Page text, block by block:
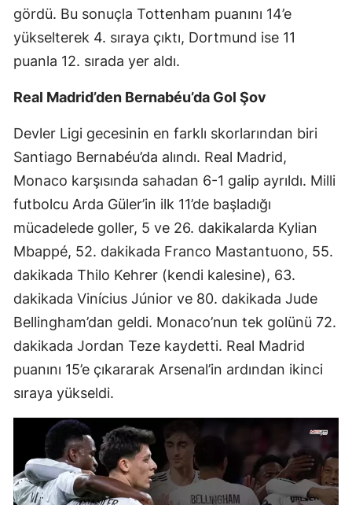
gördü. Bu sonuçla Tottenham puanını 14’e
yükselterek 4. sıraya çıktı, Dortmund ise 11
puanla 12. sırada yer aldı.
Real Madrid’den Bernabéu’da Gol Şov
Devler Ligi gecesinin en farklı skorlarından biri
Santiago Bernabéu’da alındı. Real Madrid,
Monaco karşısında sahadan 6-1 galip ayrıldı. Milli
futbolcu Arda Güler’in ilk 11’de başladığı
mücadelede goller, 5 ve 26. dakikalarda Kylian
Mbappé, 52. dakikada Franco Mastantuono, 55.
dakikada Thilo Kehrer (kendi kalesine), 63.
dakikada Vinícius Júnior ve 80. dakikada Jude
Bellingham’dan geldi. Monaco’nun tek golünü 72.
dakikada Jordan Teze kaydetti. Real Madrid
puanını 15’e çıkararak Arsenal’in ardından ikinci
sıraya yükseldi.